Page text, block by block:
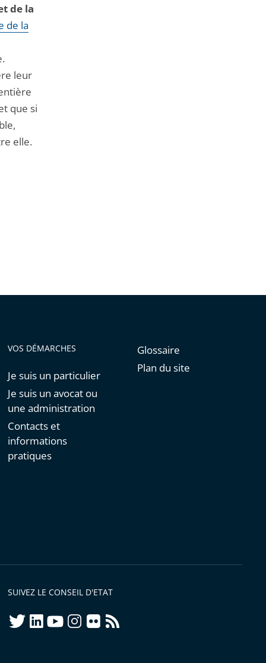
de la
de la
leur
que si
elle.
VOS DÉMARCHES
Je suis un particulier
Je suis un avocat ou
une administration
Contacts et
informations
pratiques
Glossaire
Plan du site
SUIVEZ LE CONSEIL D'ETAT
twitterlinkedInyoutubeinstagram
flickrrss